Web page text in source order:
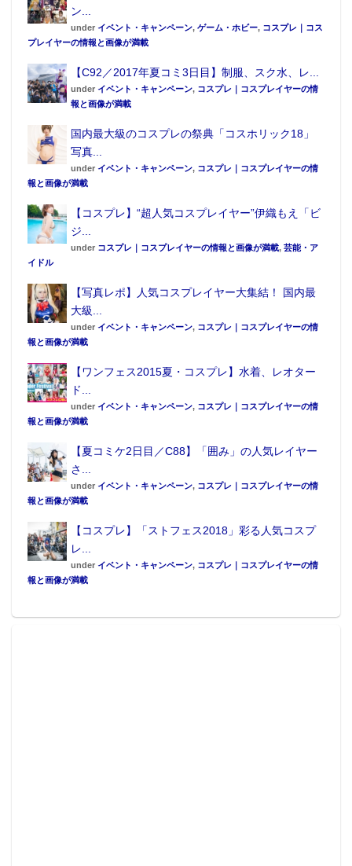
ン...
under イベント・キャンペーン, ゲーム・ホビー, コスプレ｜コス
プレイヤーの情報と画像が満載
【C92／2017年夏コミ3日目】制服、スク水、レ...
under イベント・キャンペーン, コスプレ｜コスプレイヤーの情
報と画像が満載
国内最大級のコスプレの祭典「コスホリック18」
写真...
under イベント・キャンペーン, コスプレ｜コスプレイヤーの情
報と画像が満載
【コスプレ】“超人気コスプレイヤー”伊織もえ「ビ
ジ...
under コスプレ｜コスプレイヤーの情報と画像が満載, 芸能・ア
イドル
【写真レポ】人気コスプレイヤー大集結！ 国内最
大級...
under イベント・キャンペーン, コスプレ｜コスプレイヤーの情
報と画像が満載
【ワンフェス2015夏・コスプレ】水着、レオター
ド...
under イベント・キャンペーン, コスプレ｜コスプレイヤーの情
報と画像が満載
【夏コミケ2日目／C88】「囲み」の人気レイヤー
さ...
under イベント・キャンペーン, コスプレ｜コスプレイヤーの情
報と画像が満載
【コスプレ】「ストフェス2018」彩る人気コスプ
レ...
under イベント・キャンペーン, コスプレ｜コスプレイヤーの情
報と画像が満載